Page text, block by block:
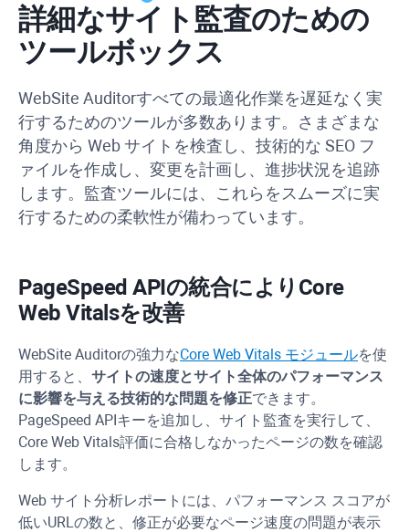
詳細なサイト監査のための
ツールボックス
WebSite Auditorすべての最適化作業を遅延なく実
行するためのツールが多数あります。さまざまな
角度から Web サイトを検査し、技術的な SEO フ
ァイルを作成し、変更を計画し、進捗状況を追跡
します。監査ツールには、これらをスムーズに実
行するための柔軟性が備わっています。
PageSpeed APIの統合により Core
Web Vitalsを改善
WebSite Auditorの強力なCore Web Vitals モジュールを使
用すると、 サイトの速度とサイト全体のパフォーマンス
に影響を与える技術的な問題を修正できます。
PageSpeed APIキーを追加し、サイト監査を実行して、
Core Web Vitals評価に合格しなかったページの数を確認
します。
Web サイト分析レポートには、パフォーマンス スコアが
低いURLの数と、修正が必要なページ速度の問題が表示